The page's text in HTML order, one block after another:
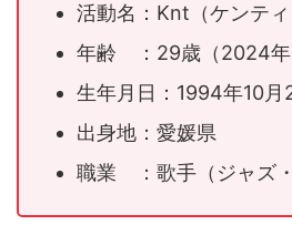
活動名：Knt（ケンティ
年齢 ：29歳（2024年
生年月日：1994年10月
出身地：愛媛県
職業 ：歌手（ジャズ・